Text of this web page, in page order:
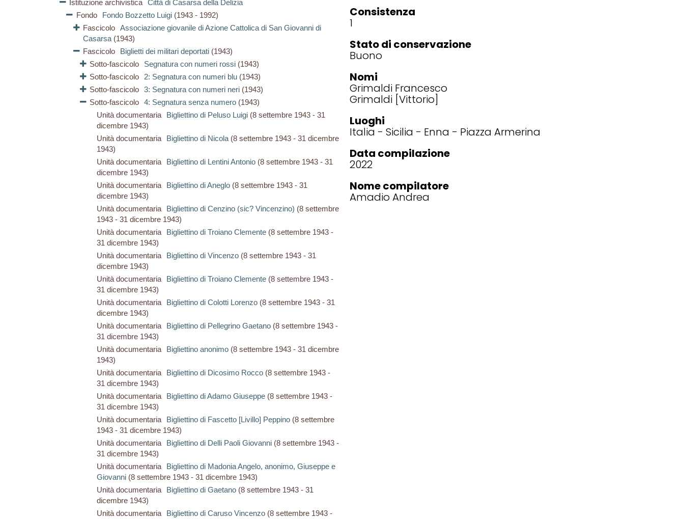
Istituzione archivistica
Città di Casarsa della Delizia
Fondo
Fondo Bozzetto Luigi(1943 - 1992)
Fascicolo Associazione giovanile di Azione Cattolica di San Giovanni di
Casarsa(1943)
Fascicolo
Biglietti dei militari deportati(1943)
Sotto-fascicolo
Segnatura con numeri rossi (1943)
Sotto-fascicolo
2: Segnatura con numeri blu (1943)
Sotto-fascicolo
3: Segnatura con numeri neri (1943)
Sotto-fascicolo
4: Segnatura senza numero (1943)
Unità documentaria
Bigliettino di Peluso Luigi (8 settembre 1943 - 31
dicembre 1943)
Unità documentaria
Bigliettino di Nicola(8 settembre 1943 - 31 dicembre
1943)
Unità documentaria
Bigliettino di Lentini Antonio(8 settembre 1943 - 31
dicembre 1943)
Unità documentaria
Bigliettino di Aneglo(8 settembre 1943 - 31
dicembre 1943)
Unità documentaria
Bigliettino di Cenzino (sic? Vincenzino) (8 settembre
1943 - 31 dicembre 1943)
Unità documentaria
Bigliettino di Troiano Clemente(8 settembre 1943 -
31 dicembre 1943)
Unità documentaria
Bigliettino di Vincenzo(8 settembre 1943 - 31
dicembre 1943)
Unità documentaria
Bigliettino di Troiano Clemente(8 settembre 1943 -
31 dicembre 1943)
Unità documentaria
Bigliettino di Colotti Lorenzo(8 settembre 1943 - 31
dicembre 1943)
Unità documentaria
Bigliettino di Pellegrino Gaetano(8 settembre 1943 -
31 dicembre 1943)
Unità documentaria
Bigliettino anonimo(8 settembre 1943 - 31 dicembre
1943)
Unità documentaria
Bigliettino di Dicosimo Rocco (8 settembre 1943 -
31 dicembre 1943)
Unità documentaria
Bigliettino di Adamo Giuseppe(8 settembre 1943 -
31 dicembre 1943)
Unità documentaria
Bigliettino di Fascetto [Livillo] Peppino(8 settembre
1943 - 31 dicembre 1943)
Unità documentaria
Bigliettino di Delli Paoli Giovanni (8 settembre 1943 -
31 dicembre 1943)
Unità documentaria
Bigliettino di Madonia Angelo, anonimo, Giuseppe e
Giovanni(8 settembre 1943 - 31 dicembre 1943)
Unità documentaria
Bigliettino di Gaetano(8 settembre 1943 - 31
dicembre 1943)
Unità documentaria
Bigliettino di Caruso Vincenzo(8 settembre 1943 -
Consistenza
1
Stato di conservazione
Buono
Nomi
Grimaldi Francesco
Grimaldi [Vittorio]
Luoghi
Italia Sicilia Enna
Piazza Armerina
Data compilazione
2022
Nome compilatore
Amadio Andrea